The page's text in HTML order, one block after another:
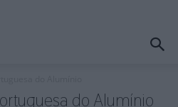
do Alumínio
do Alumínio